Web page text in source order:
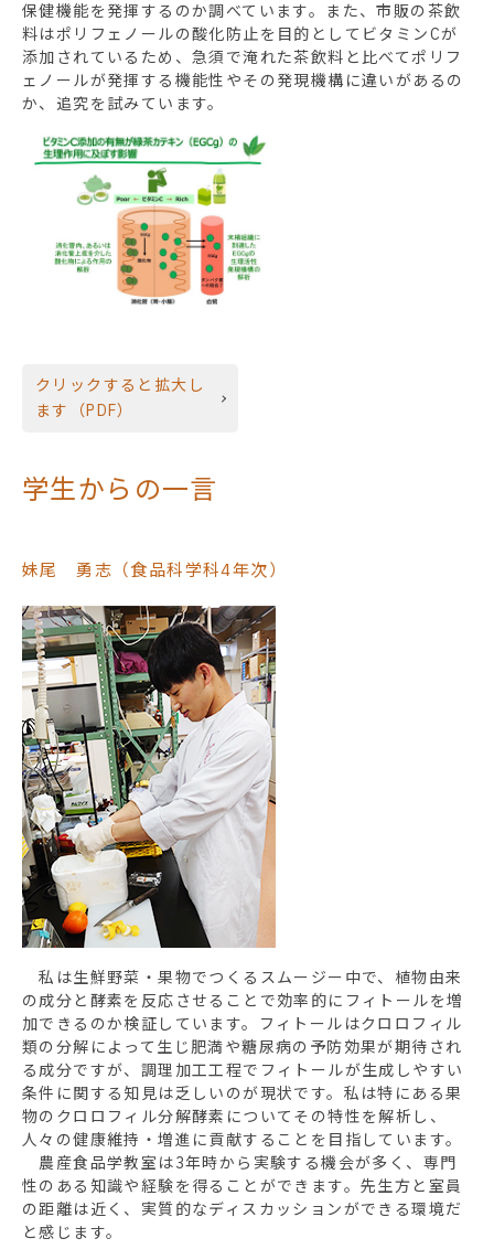
保健機能を発揮するのか調べています。また、市販の茶飲
料はポリフェノールの酸化防止を目的としてビタミンCが
添加されているため、急須で淹れた茶飲料と比べてポリフ
ェノールが発揮する機能性やその発現機構に違いがあるの
か、追究を試みています。
クリックすると拡大し
ます（PDF）
学生からの一言
妹尾 勇志（食品科学科4年次）
私は生鮮野菜・果物でつくるスムージー中で、植物由来
の成分と酵素を反応させることで効率的にフィトールを増
加できるのか検証しています。フィトールはクロロフィル
類の分解によって生じ肥満や糖尿病の予防効果が期待され
る成分ですが、調理加工工程でフィトールが生成しやすい
条件に関する知見は乏しいのが現状です。私は特にある果
物のクロロフィル分解酵素についてその特性を解析し、
人々の健康維持・増進に貢献することを目指しています。
農産食品学教室は3年時から実験する機会が多く、専門
性のある知識や経験を得ることができます。先生方と室員
の距離は近く、実質的なディスカッションができる環境だ
と感じます。